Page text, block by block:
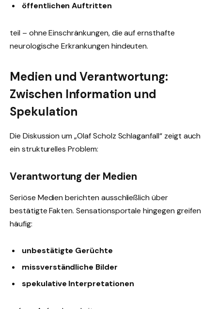
öffentlichen Auftritten
teil – ohne Einschränkungen, die auf ernsthafte
neurologische Erkrankungen hindeuten.
Medien und Verantwortung:
Zwischen Information und
Spekulation
Die Diskussion um „Olaf Scholz Schlaganfall“ zeigt auch
ein strukturelles Problem:
Verantwortung der Medien
Seriöse Medien berichten ausschließlich über
bestätigte Fakten. Sensationsportale hingegen greifen
häufig:
unbestätigte Gerüchte
missverständliche Bilder
spekulative Interpretationen